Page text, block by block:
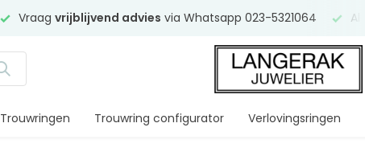
Vraag vrijblijvend advies via Whatsapp 023-5321064 Al
Trouwringen Trouwring configurator Verlovingsringen